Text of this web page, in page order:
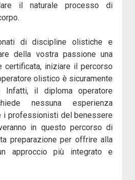
il naturale processo di
di discipline olistiche e
della vostra passione una
certificata, iniziare il percorso
olistico è sicuramente
Infatti, il diploma operatore
nessuna esperienza
i professionisti del benessere
in questo percorso di
preparazione per offrire alla
approccio più integrato e